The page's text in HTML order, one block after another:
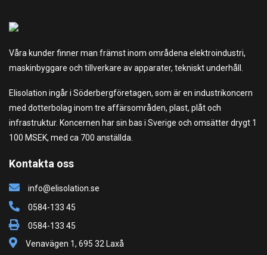
Våra kunder finner man främst inom områdena elektroindustri,
maskinbyggare och tillverkare av apparater, tekniskt underhåll.
Elisolation ingår i Söderbergföretagen, som är en industrikoncern
med dotterbolag inom tre affärsområden, plast, plåt och
infrastruktur. Koncernen har sin bas i Sverige och omsätter drygt 1
100 MSEK, med ca 700 anställda.
Kontakta oss
info@elisolation.se
0584-133 45
0584-133 45
Venavägen 1, 695 32 Laxå